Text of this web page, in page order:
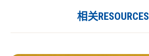
相关RESOURCES